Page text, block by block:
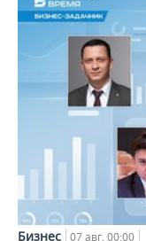
Бизнес 07 авг, 00:00